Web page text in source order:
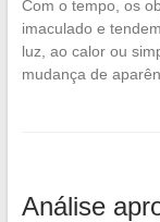
Com o tempo, os
imaculado e
luz, ao calor ou
mudança de
Análise